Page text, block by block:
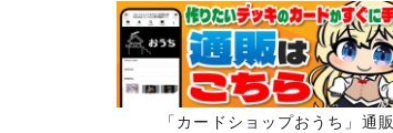
「カードショップおうち」通販